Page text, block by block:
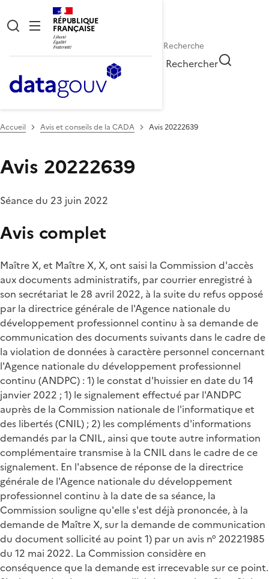
RÉPUBLIQUE
FRANÇAISE
Rechercher
Accueil Avis et conseils de la CADA Avis 20222639
Avis 20222639
Séance du 23 juin 2022
Avis complet
Maître X, et Maître X, X, ont saisi la Commission d'accès
aux documents administratifs, par courrier enregistré à
son secrétariat le 28 avril 2022, à la suite du refus opposé
par la directrice générale de l'Agence nationale du
développement professionnel continu à sa demande de
communication des documents suivants dans le cadre de
la violation de données à caractère personnel concernant
l'Agence nationale du développement professionnel
continu (ANDPC) : 1) le constat d'huissier en date du 14
janvier 2022 ; 1) le signalement effectué par l'ANDPC
auprès de la Commission nationale de l'informatique et
des libertés (CNIL) ; 2) les compléments d'informations
demandés par la CNIL, ainsi que toute autre information
complémentaire transmise à la CNIL dans le cadre de ce
signalement. En l'absence de réponse de la directrice
générale de l'Agence nationale du développement
professionnel continu à la date de sa séance, la
Commission souligne qu'elle s'est déjà prononcée, à la
demande de Maître X, sur la demande de communication
du document sollicité au point 1) par un avis n° 20221985
du 12 mai 2022. La Commission considère en
conséquence que la demande est irrecevable sur ce point.